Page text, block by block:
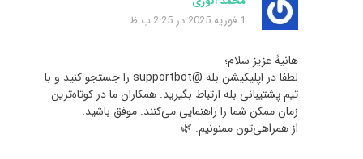
1 فوریه 2025 در 2:25 ب.ظ
هانیۀ عزیز سلام؛
لطفا در اپلیکیشن بله @supportbot را جستجو کنید و با
تیم پشتیبانی بله ارتباط بگیرید. همکاران ما در کوتاه‌ترین
زمان ممکن شما را راهنمایی می‌کنند. موفق باشید.
از همراهی‌تون ممنونیم. 🌿